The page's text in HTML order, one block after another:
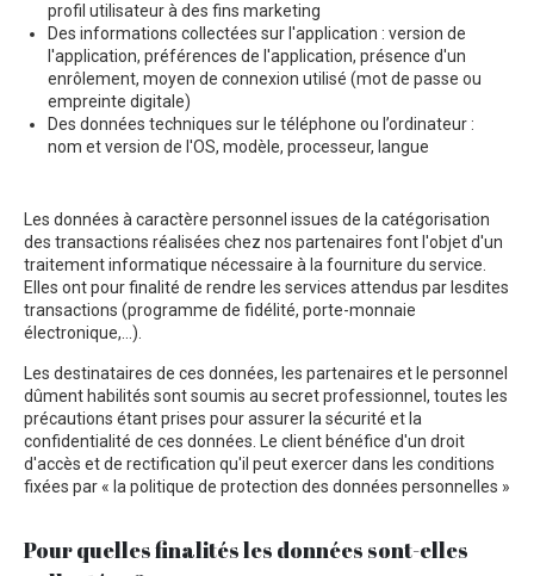
profil utilisateur à des fins marketing
Des informations collectées sur l'application : version de
l'application, préférences de l'application, présence d'un
enrôlement, moyen de connexion utilisé (mot de passe ou
empreinte digitale)
Des données techniques sur le téléphone ou l’ordinateur :
nom et version de l'OS, modèle, processeur, langue
Les données à caractère personnel issues de la catégorisation
des transactions réalisées chez nos partenaires font l'objet d'un
traitement informatique nécessaire à la fourniture du service.
Elles ont pour finalité de rendre les services attendus par lesdites
transactions (programme de fidélité, porte-monnaie
électronique,…).
Les destinataires de ces données, les partenaires et le personnel
dûment habilités sont soumis au secret professionnel, toutes les
précautions étant prises pour assurer la sécurité et la
confidentialité de ces données. Le client bénéfice d'un droit
d'accès et de rectification qu'il peut exercer dans les conditions
fixées par « la politique de protection des données personnelles »
Pour quelles finalités les données sont-elles